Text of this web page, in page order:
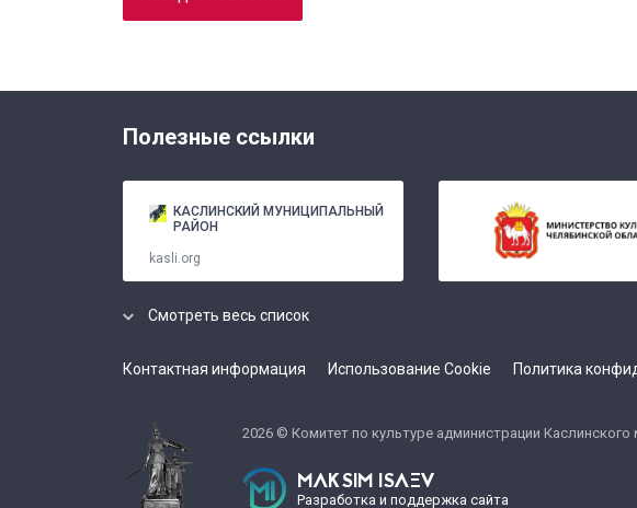
Полезные ссылки
КАСЛИНСКИЙ МУНИЦИПАЛЬНЫЙ
РАЙОН
kasli.org
РОССИЙСКОЙ
Смотреть весь список
Контактная информация Использование Cookie Политика
2026 © Комитет по культуре администрации Каслинского
MAKSIM ISAEV
Разработка и поддержка сайта